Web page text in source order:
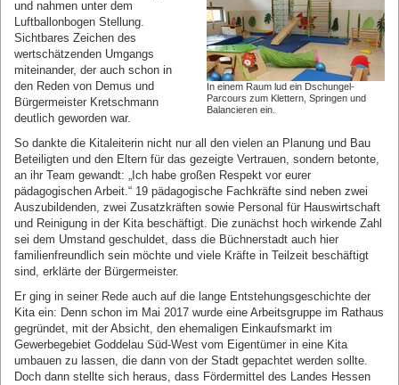
In einem Raum lud ein Dschungel-
Parcours zum Klettern, Springen und
Balancieren ein.
und nahmen unter dem
Luftballonbogen Stellung.
Sichtbares Zeichen des
wertschätzenden Umgangs
miteinander, der auch schon in
den Reden von Demus und
Bürgermeister Kretschmann
deutlich geworden war.
So dankte die Kitaleiterin nicht nur all den vielen an Planung und Bau
Beteiligten und den Eltern für das gezeigte Vertrauen, sondern betonte,
an ihr Team gewandt: „Ich habe großen Respekt vor eurer
pädagogischen Arbeit.“ 19 pädagogische Fachkräfte sind neben zwei
Auszubildenden, zwei Zusatzkräften sowie Personal für Hauswirtschaft
und Reinigung in der Kita beschäftigt. Die zunächst hoch wirkende Zahl
sei dem Umstand geschuldet, dass die Büchnerstadt auch hier
familienfreundlich sein möchte und viele Kräfte in Teilzeit beschäftigt
sind, erklärte der Bürgermeister.
Er ging in seiner Rede auch auf die lange Entstehungsgeschichte der
Kita ein: Denn schon im Mai 2017 wurde eine Arbeitsgruppe im Rathaus
gegründet, mit der Absicht, den ehemaligen Einkaufsmarkt im
Gewerbegebiet Goddelau Süd-West vom Eigentümer in eine Kita
umbauen zu lassen, die dann von der Stadt gepachtet werden sollte.
Doch dann stellte sich heraus, dass Fördermittel des Landes Hessen